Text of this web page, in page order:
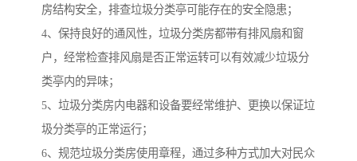
房结构安全，排查垃圾分类亭可能存在的安全隐患；
4、保持良好的通风性，垃圾分类房都带有排风扇和窗
户，经常检查排风扇是否正常运转可以有效减少垃圾分
类亭内的异味；
5、垃圾分类房内电器和设备要经常维护、更换以保证垃
圾分类亭的正常运行；
6、规范垃圾分类房使用章程，通过多种方式加大对民众